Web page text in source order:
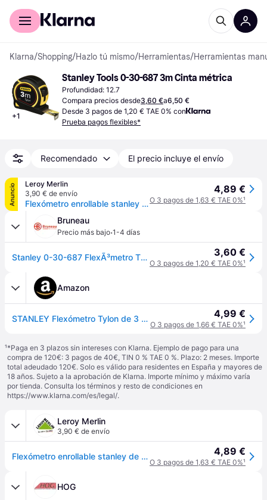
Comprar con Klarna
Klarna/Shopping/Hazlo tú mismo/Herramientas/Herramientas
+1
Stanley Tools 0-30-687 3m Cinta métrica
Profundidad: 12.7
Compara precios desde3,60 €a6,50 €
Desde 3 pagos de 1,20 € TAE 0% con
Prueba pagos flexibles*
Recomendado El precio incluye el envío
Anuncio
Leroy Merlin
3,90 € de envío
Flexómetro enrollable stanley de 1 a 3 m
4,89 €
O 3 pagos de 1,63 € TAE 0%¹
Bruneau
Precio más bajo·1-4 días
Stanley 0-30-687 FlexÃ³metro TYLONâ"¢ 3mx13mm 3,60 €
O 3 pagos de 1,20 € TAE 0%¹
Amazon
STANLEY Flexómetro Tylon de 3 m, Cinta Métrica, Cinta de Acero Resistente, Revestimiento Duradero Tylon (aumenta en 50% durabilidad), Diseño Compacto Ergonómico, 0-30-687 4,99 €
O 3 pagos de 1,66 € TAE 0%¹
¹*Paga en 3 plazos sin intereses con Klarna. Ejemplo de pago para una
compra de 120€: 3 pagos de 40€, TIN 0 % TAE 0 %. Plazo: 2 meses. Importe
total adeudado 120€. Solo es válido para residentes en España y mayores de
18 años. Sujeto a la aprobación de Klarna. Importe mínimo y máximo varía
por tienda. Consulta los términos y resto de condiciones en
https://www.klarna.com/es/legal/.
Leroy Merlin
3,90 € de envío
Flexómetro enrollable stanley de 1 a 3 m 4,89 €
O 3 pagos de 1,63 € TAE 0%¹
HOG